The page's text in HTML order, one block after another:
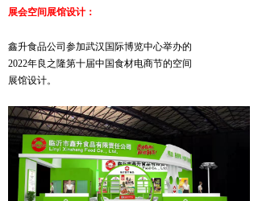
展会空间展馆设计：
鑫升食品公司参加武汉国际博览中心举办的
2022年良之隆第十届中国食材电商节的空间
展馆设计。